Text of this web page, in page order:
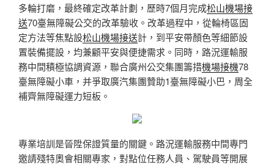
多輪打磨，最終確定改革計劃，歷時7個月完成松山機場接
送70臺無障礙公交的改革驗收。改革過程中，從輪椅區固
定方法等焦點設松山機場接送計，到平安帶顏色等細節設
置裝備擺設，均兼顧平安與便捷需求。同時，路況運輸服
務中間積極協調資源，聯合廣州公交集團籌措機場接機78
臺無障礙小車，并爭取廣汽集團贊助1臺無障礙小巴，周全
補齊無障礙運力短板。
專業培訓是晉陞保證質量的關鍵。路況運輸服務中間專門
邀請殘特奧會相關專家，對點位任務人員、駕駛員等開展